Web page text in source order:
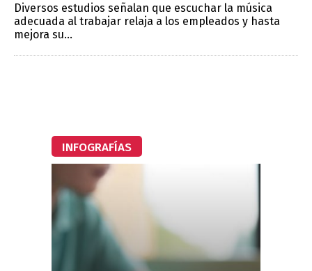
Diversos estudios señalan que escuchar la música
adecuada al trabajar relaja a los empleados y hasta
mejora su...
INFOGRAFÍAS